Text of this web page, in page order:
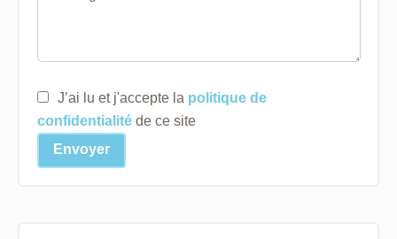
J’ai lu et j'accepte la politique de
confidentialitéde ce site
Envoyer